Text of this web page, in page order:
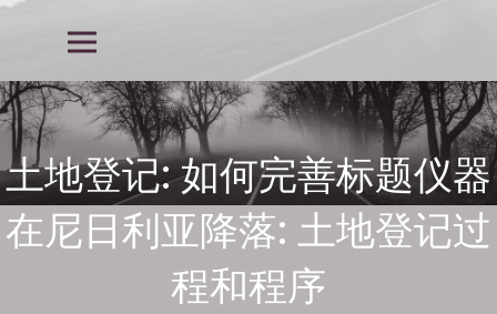
尼日利亚商标律师事务所, 尼日利亚的
专利律师事务所, 尼日利亚的知识产权
律师事务所,
尼日利亚商标律师事务所, 尼日利亚的专利律师事务所, 知识产权律师事务所
在尼日利亚, 尼日利亚的知识产权律师事务所
土地登记: 如何完善标题仪器
在尼日利亚降落: 土地登记过
程和程序